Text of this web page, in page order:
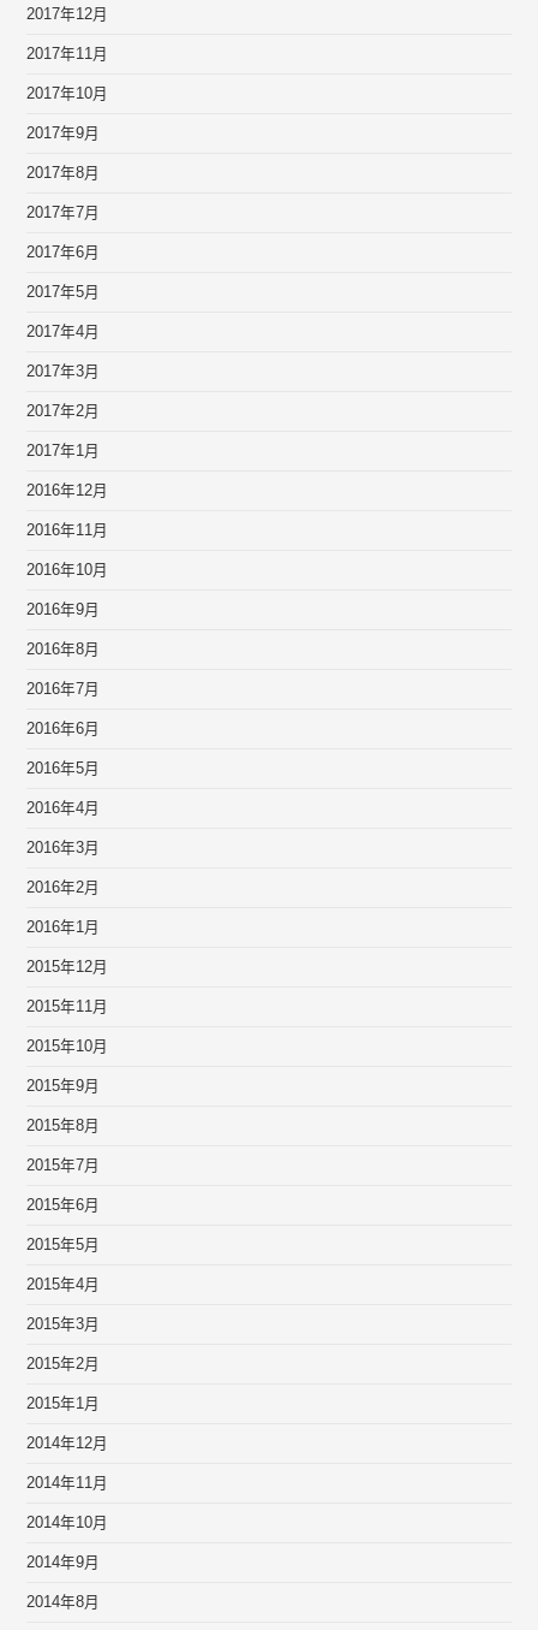
2017年12月
2017年11月
2017年10月
2017年9月
2017年8月
2017年7月
2017年6月
2017年5月
2017年4月
2017年3月
2017年2月
2017年1月
2016年12月
2016年11月
2016年10月
2016年9月
2016年8月
2016年7月
2016年6月
2016年5月
2016年4月
2016年3月
2016年2月
2016年1月
2015年12月
2015年11月
2015年10月
2015年9月
2015年8月
2015年7月
2015年6月
2015年5月
2015年4月
2015年3月
2015年2月
2015年1月
2014年12月
2014年11月
2014年10月
2014年9月
2014年8月